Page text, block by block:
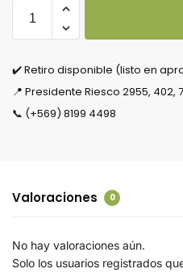
✔️ Retiro disponible (listo en
📍 Presidente Riesco 2955, 402,
📞 (+569) 8199 4498
Valoraciones 0
No hay valoraciones aún.
Solo los usuarios registrados